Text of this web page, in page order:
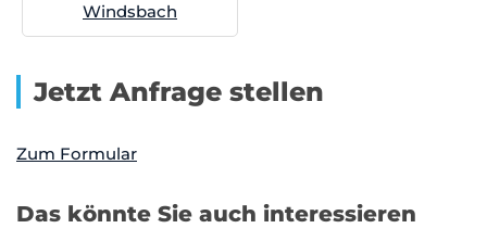
Windsbach
Jetzt Anfrage stellen
Zum Formular
Das könnte Sie auch interessieren